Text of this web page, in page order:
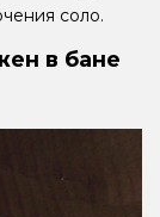
соло.
в бане